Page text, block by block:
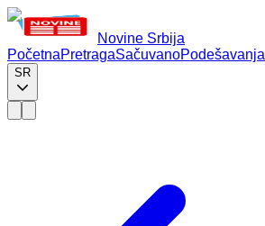
Novine Srbija
PočetnaPretragaSačuvanoPodešavanja
SR